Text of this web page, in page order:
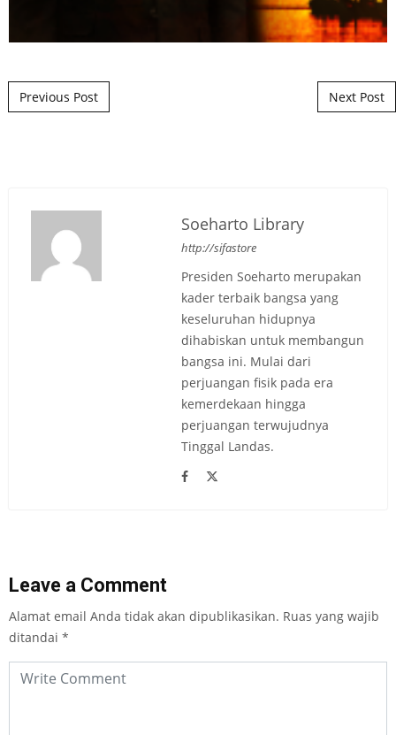
Post navigation
Previous Post Next Post
Soeharto Library
http://sifastore
Presiden Soeharto merupakan
kader terbaik bangsa yang
keseluruhan hidupnya
dihabiskan untuk membangun
bangsa ini. Mulai dari
perjuangan fisik pada era
kemerdekaan hingga
perjuangan terwujudnya
Tinggal Landas.
Leave a Comment
Alamat email Anda tidak akan dipublikasikan. Ruas yang wajib
ditandai *